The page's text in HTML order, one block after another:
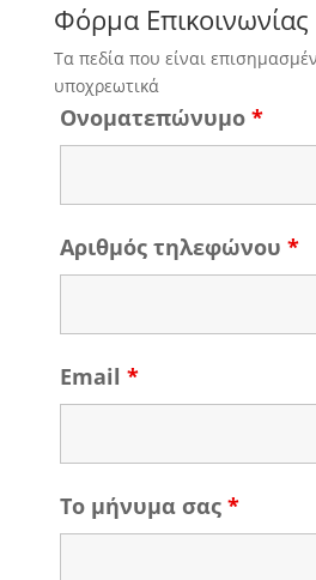
Φόρμα Επικοινωνίας
Τα πεδία που είναι
υποχρεωτικά
Ονοματεπώνυμο *
Αριθμός τηλεφώνου *
Email *
Το μήνυμα σας *